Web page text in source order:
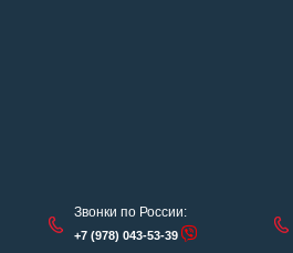
Звонки по России:
+7 (978) 043-53-39